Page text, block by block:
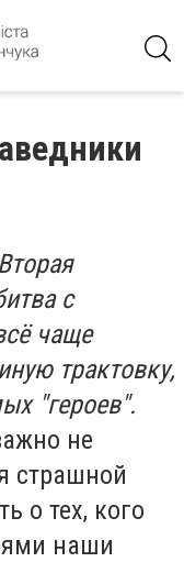
с
чаще
трактовку,
"героев".
не
страшной
о тех, кого
наши